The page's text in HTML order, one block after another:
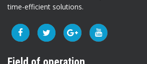
time-efficient solutions.